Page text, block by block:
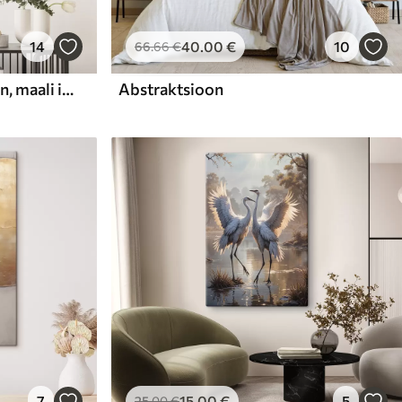
14
Abstraktne kompositsioon, maali imitatsioon
66.66€40.00€ 10
Abstraktsioon